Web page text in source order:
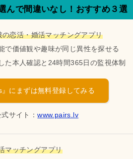
んで間違いなし！おすすめ３選
恋活・婚活マッチングアプリ
で価値観や趣味が同じ異性を探せる
た本人確認と24時間365日の監視体制
』にまずは無料登録してみる
式サイト：www.pairs.lv
マッチングアプリ